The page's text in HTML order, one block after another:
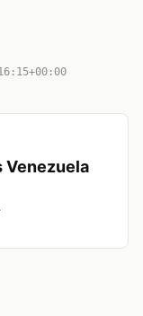
Venezuela